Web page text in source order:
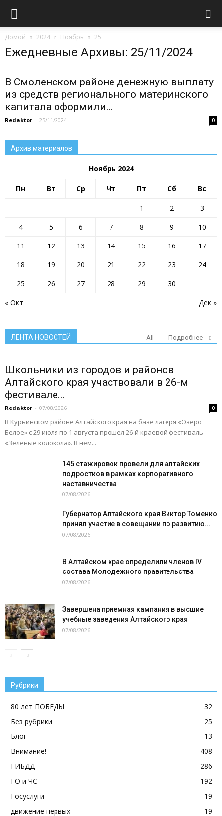
Домой 2024 Ноябрь 25
Ежедневные Архивы: 25/11/2024
В Смоленском районе денежную выплату
из средств регионального материнского
капитала оформили...
Redaktor - 25/11/2024 0
Архив материалов
Ноябрь 2024
Пн Вт Ср Чт Пт Сб Вс
« Окт Дек »
1 2
3
4
5 6 7 8 9
10
11
12 13 14 15 16
17
18
19 20 21 22 23
24
25
26 27 28 29 30
ЛЕНТА НОВОСТЕЙ All Подробнее
Школьники из городов и районов
Алтайского края участвовали в 26-м
фестивале...
Redaktor - 07/08/2026 0
В Курьинском районе Алтайского края на базе лагеря «Озеро
Белое» с 29 июля по 1 августа прошел 26‑й краевой фестиваль
«Зеленые колокола». В нем...
145 стажировок провели для алтайских
подростков в рамках корпоративного
наставничества
07/08/2026
Губернатор Алтайского края Виктор Томенко
принял участие в совещании по развитию...
07/08/2026
В Алтайском крае определили членов IV
состава Молодежного правительства
07/08/2026
Завершена приемная кампания в высшие
учебные заведения Алтайского края
07/08/2026
Рубрики
80 лет ПОБЕДЫ
32
Без рубрики
25
Блог
13
Внимание!
408
ГИБДД
286
ГО и ЧС
192
Госуслуги
19
движение первых
19